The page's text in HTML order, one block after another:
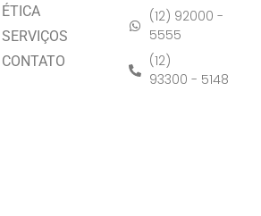
ÉTICA
SERVIÇOS
CONTATO
(12) 92000 -
5555
(12)
93300 - 5148